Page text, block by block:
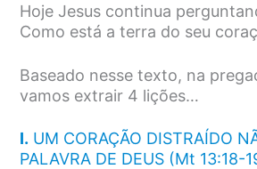
Hoje Jesus continua
Como está a terra do seu
Baseado nesse texto, na
vamos extrair 4 lições…
I. UM CORAÇÃO DISTRAÍDO
PALAVRA DE DEUS (Mt 13:18-